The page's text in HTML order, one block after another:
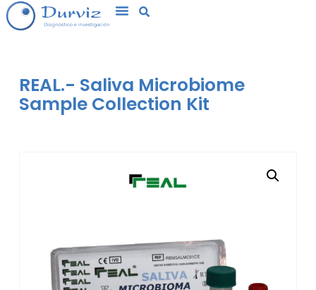
REAL.- Saliva Microbiome
Sample Collection Kit